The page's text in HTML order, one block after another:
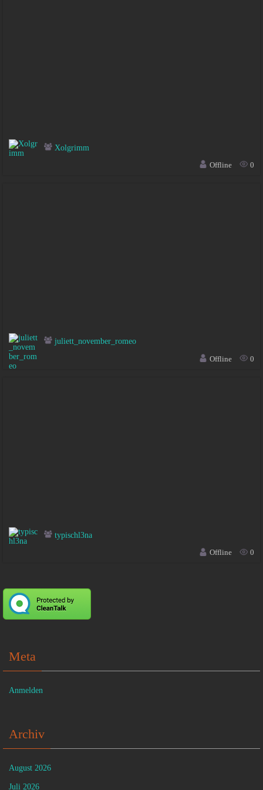
Xolgrimm
Offline
0
juliett_november_romeo
Offline
0
typischl3na
Offline
0
Meta
Anmelden
Archiv
August 2026
Juli 2026